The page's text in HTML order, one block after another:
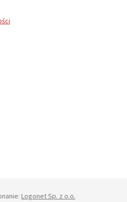
Logonet Sp. z o.o.